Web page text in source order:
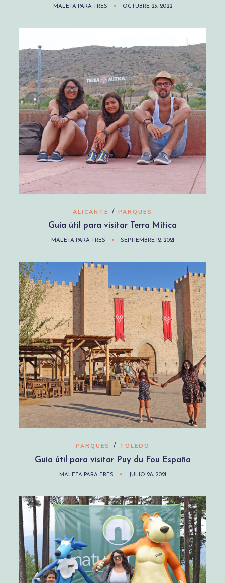
MALETA PARA TRES OCTUBRE 23, 2022
ALICANTE / PARQUES
Guía útil para visitar Terra Mítica
MALETA PARA TRES SEPTIEMBRE 12, 2021
PARQUES / TOLEDO
Guía útil para visitar Puy du Fou España
MALETA PARA TRES JULIO 28, 2021